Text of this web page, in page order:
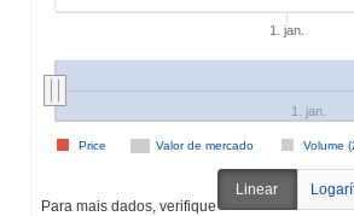
1. jan.
Valor de mercado Volume
Price
1. jan.
Para mais dados, verifique
Linear